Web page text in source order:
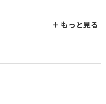
＋ もっと見る